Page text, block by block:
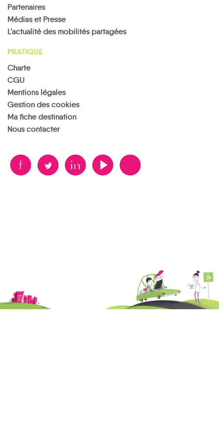
Partenaires
Médias et Presse
L’actualité des mobilités partagées
PRATIQUE
Charte
CGU
Mentions légales
Gestion des cookies
Ma fiche destination
Nous contacter
B A D F V